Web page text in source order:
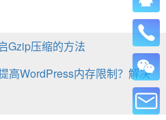
Gzip压缩的方法
高WordPress内存限制？解决